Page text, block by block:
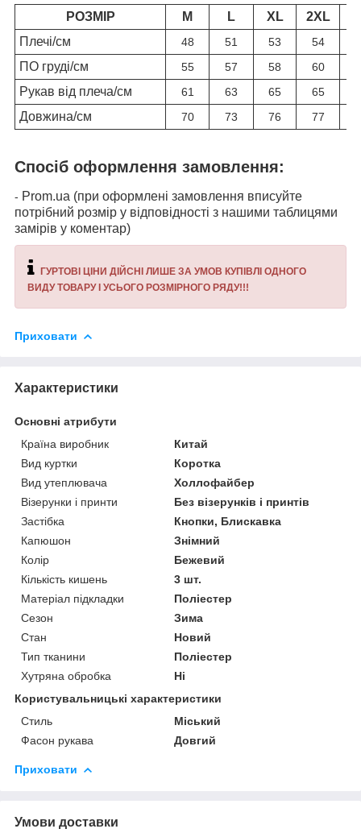
РОЗМІР M L XL 2XL
Плечі/см
48 51 53 54
ПО груді/см 55 57 58 60
Рукав від плеча/см 61 63 65 65
Довжина/см 70 73 76 77
Спосіб оформлення замовлення:
- Prom.ua (при оформлені замовлення вписуйте
потрібний розмір у відповідності з нашими таблицями
замірів у коментар)
ГУРТОВІ ЦІНИ ДІЙСНІ ЛИШЕ ЗА УМОВ КУПІВЛІ ОДНОГО
ВИДУ ТОВАРУ І УСЬОГО РОЗМІРНОГО РЯДУ!!!
Приховати
Характеристики
Основні атрибути
Країна виробник
Китай
Вид куртки
Коротка
Вид утеплювача
Холлофайбер
Візерунки і принти
Без візерунків і принтів
Застібка
Кнопки, Блискавка
Капюшон
Знімний
Колір
Бежевий
Кількість кишень
3 шт.
Матеріал підкладки
Поліестер
Сезон
Зима
Стан
Новий
Тип тканини
Поліестер
Хутряна обробка
Ні
Користувальницькі характеристики
Стиль
Міський
Фасон рукава
Довгий
Приховати
Умови доставки